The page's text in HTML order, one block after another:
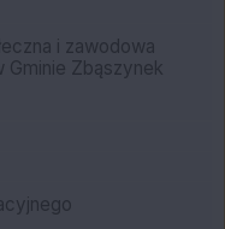
i zawodowa
Gminie Zbąszynek